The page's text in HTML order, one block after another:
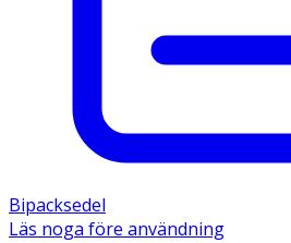
Bipacksedel
Läs noga före användning